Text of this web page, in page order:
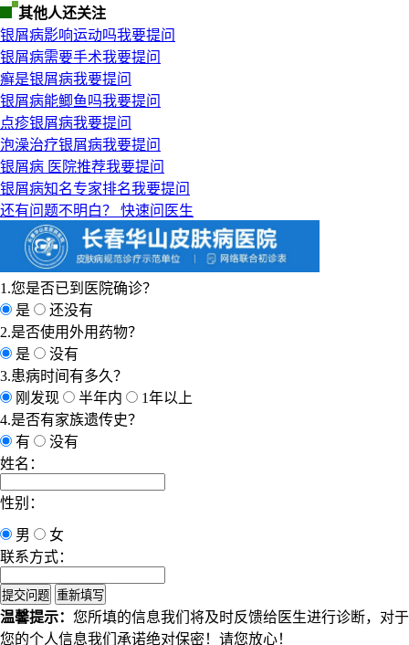
其他人还关注
银屑病影响运动吗我要提问
银屑病需要手术我要提问
癣是银屑病我要提问
银屑病能鲫鱼吗我要提问
点疹银屑病我要提问
泡澡治疗银屑病我要提问
银屑病 医院推荐我要提问
银屑病知名专家排名我要提问
还有问题不明白？
快速问医生
1.您是否已到医院确诊？
是
还没有
2.是否使用外用药物？
是
没有
3.患病时间有多久？
刚发现
半年内
1年以上
4.是否有家族遗传史？
有
没有
姓名：
性别：
男
女
联系方式：
温馨提示： 您所填的信息我们将及时反馈给医生进行诊断，对于
您的个人信息我们承诺绝对保密！请您放心！